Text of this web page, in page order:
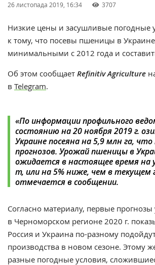
26 листопада 2019, 16:34 3707
Низкие цены и засушливые погодные
к тому, что посевы пшеницы в Украине
минимальными с 2012 года и
Об этом сообщает Refinitiv Agriculture
в Telegram.
«По информации профильного
состоянию на 20 ноября 2019 г.
Украине посеяна на 5,9 млн га,
прогнозов. Урожай пшеницы в
ожидается в настоящее время на
т, или на 5% ниже, чем в текущем
отмечается в сообщении.
Согласно материалу, первые
в Черноморском регионе 2020 г.
Россия и Украина по-разному
производства в новом сезоне. Этому
разные погодные условия,